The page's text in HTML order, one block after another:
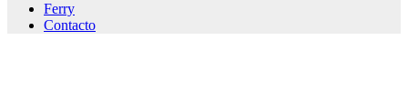
Ferry
Contacto